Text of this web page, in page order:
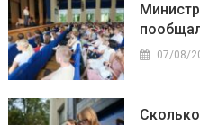
07/08/